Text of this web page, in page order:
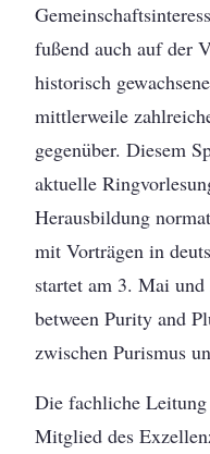
fußend auch auf der
historisch
mittlerweile
gegenüber. Diesem
aktuelle
Herausbildung
mit Vorträgen in
startet am 3. Mai
between Purity and
zwischen Purismus
Die fachliche
Mitglied des